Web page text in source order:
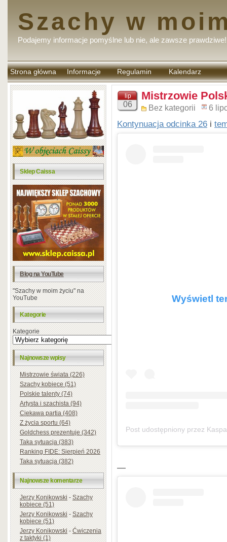
Szachy w
Podajemy informacje pomyślne lub nie, ale zawsze prawdziwe!
Strona główna Informacje Regulamin
komentarzy
Kalendarz
Sklep Caissa
Blog na YouTube
"Szachy w moim życiu" na
YouTube
Kategorie
Kategorie
Najnowsze wpisy
Mistrzowie świata (226)
Szachy kobiece (51)
Polskie talenty (74)
Artysta i szachista (94)
Ciekawa partia (408)
Z życia sportu (64)
Goldchess prezentuje (342)
Taka sytuacja (383)
Ranking FIDE: Sierpień 2026
Taka sytuacja (382)
Najnowsze komentarze
Jerzy Konikowski-Szachy
kobiece (51)
Jerzy Konikowski-Szachy
kobiece (51)
Jerzy Konikowski-Ćwiczenia
z taktyki (1)
lip
06
Mistrzowie
Bez kategorii 6
Kontynuacja odcinka 26 i
Wyświetl
—